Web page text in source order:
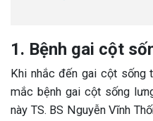
1. Bệnh gai cột
Khi nhắc đến gai cột sống
mắc bệnh gai cột sống
này TS. BS Nguyễn Vĩnh